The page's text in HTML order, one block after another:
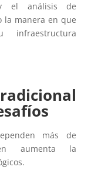
y el análisis de
la manera en que
infraestructura
más de
aumenta la